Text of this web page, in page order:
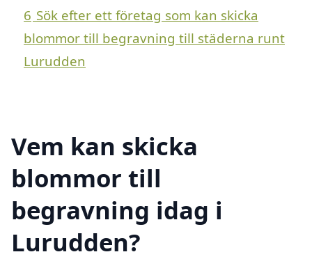
6 Sök efter ett företag som kan skicka
blommor till begravning till städerna runt
Lurudden
Vem kan skicka
blommor till
begravning idag i
Lurudden?